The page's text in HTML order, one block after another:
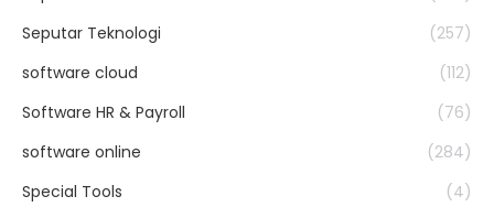
Seputar Teknologi
(257)
software cloud
(112)
Software HR & Payroll
(76)
software online
(284)
Special Tools
(4)